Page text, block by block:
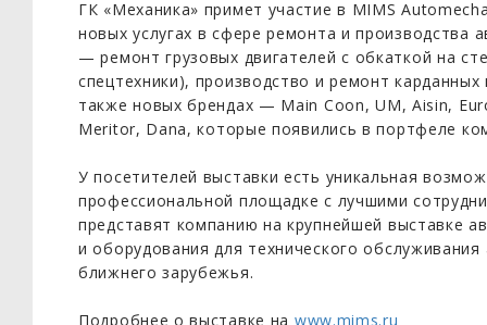
ГК «Механика» примет участие в MIMS
новых услугах в сфере ремонта и производства
— ремонт грузовых двигателей с обкаткой на
спецтехники), производство и ремонт
также новых брендах — Main Coon, UM, Aisin,
Meritor, Dana, которые появились в портфеле
У посетителей выставки есть уникальная
профессиональной площадке с лучшими
представят компанию на крупнейшей выставке
и оборудования для технического
ближнего зарубежья.
Подробнее о выставке на www.mims.ru